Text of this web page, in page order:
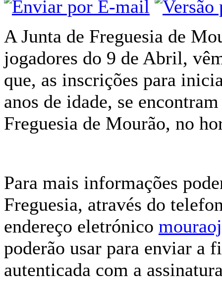
A Junta de Freguesia de
jogadores do 9 de Abril,
que, as inscrições para
anos de idade, se
Freguesia de Mourão, no
Para mais informações
Freguesia, através do
endereço eletrónico
poderão usar para enviar a
autenticada com a